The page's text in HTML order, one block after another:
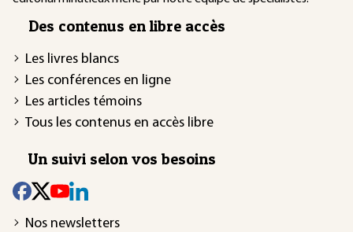
Des contenus en libre accès
Les livres blancs
Les conférences en ligne
Les articles témoins
Tous les contenus en accès libre
Un suivi selon vos besoins
Nos newsletters